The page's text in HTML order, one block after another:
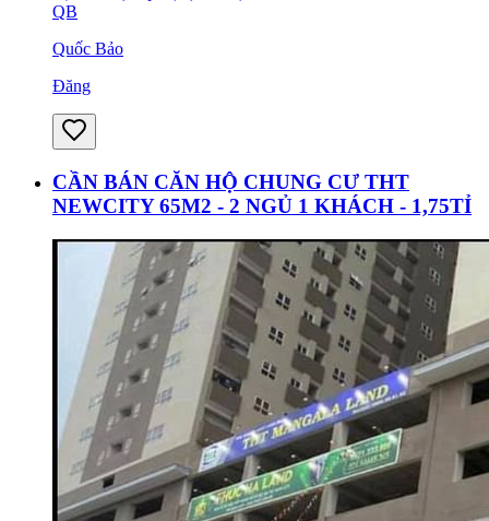
QB
Quốc Bảo
Đăng
CẦN BÁN CĂN HỘ CHUNG CƯ THT
NEWCITY 65M2 - 2 NGỦ 1 KHÁCH - 1,75TỈ